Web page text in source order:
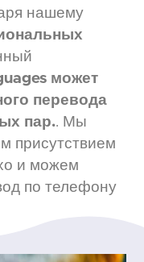
нашему
может
перевода
пар.. Мы
присутствием
и можем
по телефону